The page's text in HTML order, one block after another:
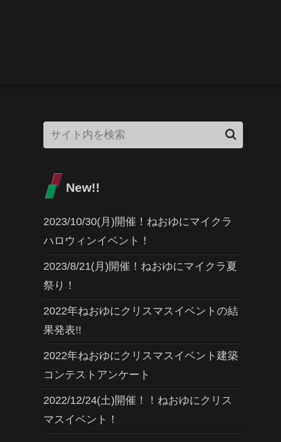
New!!
2023/10/30(月)開催！ねおゆにマイクラ
ハロウィンイベント！
2023/8/21(月)開催！ねおゆにマイクラ夏
祭り！
2022年ねおゆにクリスマスイベントの結
果発表!!
2022年ねおゆにクリスマスイベント建築
コンテストアンケート
2022/12/24(土)開催！！ねおゆにクリス
マスイベント！